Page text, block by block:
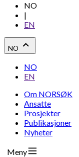
NO
|
EN
NO
NO
EN
Om NORSØK
Ansatte
Prosjekter
Publikasjoner
Nyheter
Meny